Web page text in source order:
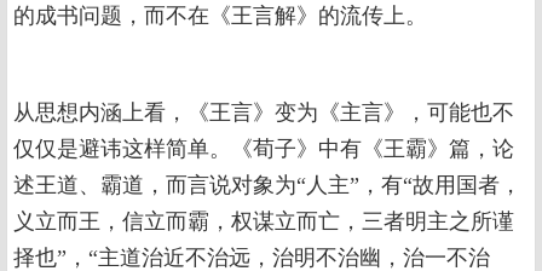
的成书问题，而不在《王言解》的流传上。
从思想内涵上看，《王言》变为《主言》，可能也不
仅仅是避讳这样简单。《荀子》中有《王霸》篇，论
述王道、霸道，而言说对象为“人主”，有“故用国者，
义立而王，信立而霸，权谋立而亡，三者明主之所谨
择也”，“主道治近不治远，治明不治幽，治一不治